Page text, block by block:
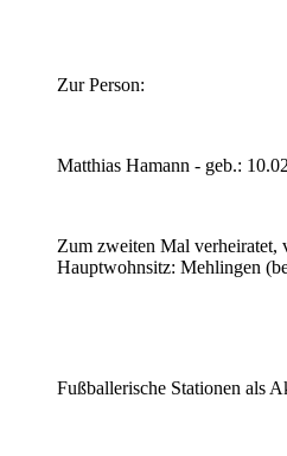
Zur Person:
Matthias Hamann - geb.:
Zum zweiten Mal verheiratet,
Hauptwohnsitz: Mehlingen
Fußballerische Stationen als